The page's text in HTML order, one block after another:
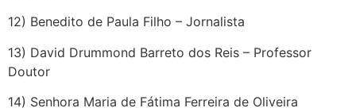
12) Benedito de Paula Filho – Jornalista
13) David Drummond Barreto dos Reis – Professor
Doutor
14) Senhora Maria de Fátima Ferreira de Oliveira